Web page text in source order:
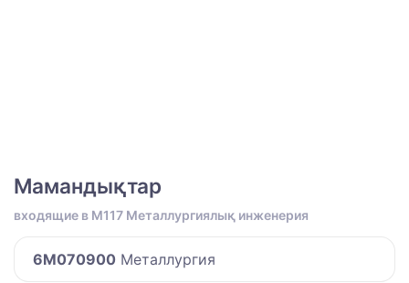
Мамандықтар
входящие в M117 Металлургиялық инженерия
6M070900 Металлургия